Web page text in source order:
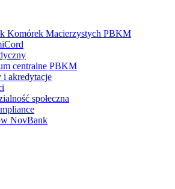
Komórek Macierzystych PBKM
centralne PBKM
akredytacje
społeczna
NovBank